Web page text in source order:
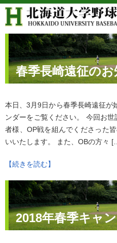
春季長崎遠征の
本日、3月9日から春季長崎遠征が
ンダーをご覧ください。 今回お
者様、OP戦を組んでくださった
いいたします。 また、OBの方々
【続きを読む】
2018年春季キャ